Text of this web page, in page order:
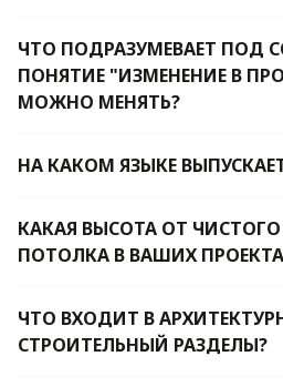
ЧТО ПОДРАЗУМЕВАЕТ ПОД
ПОНЯТИЕ "ИЗМЕНЕНИЕ В
МОЖНО МЕНЯТЬ?
НА КАКОМ ЯЗЫКЕ
КАКАЯ ВЫСОТА ОТ
ПОТОЛКА В ВАШИХ
ЧТО ВХОДИТ В
СТРОИТЕЛЬНЫЙ РАЗДЕЛЫ?